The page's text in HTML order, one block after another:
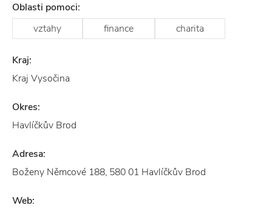
Oblasti pomoci:
vztahy
finance charita
Kraj:
Kraj Vysočina
Okres:
Havlíčkův Brod
Adresa:
Boženy Němcové 188, 580 01 Havlíčkův Brod
Web: